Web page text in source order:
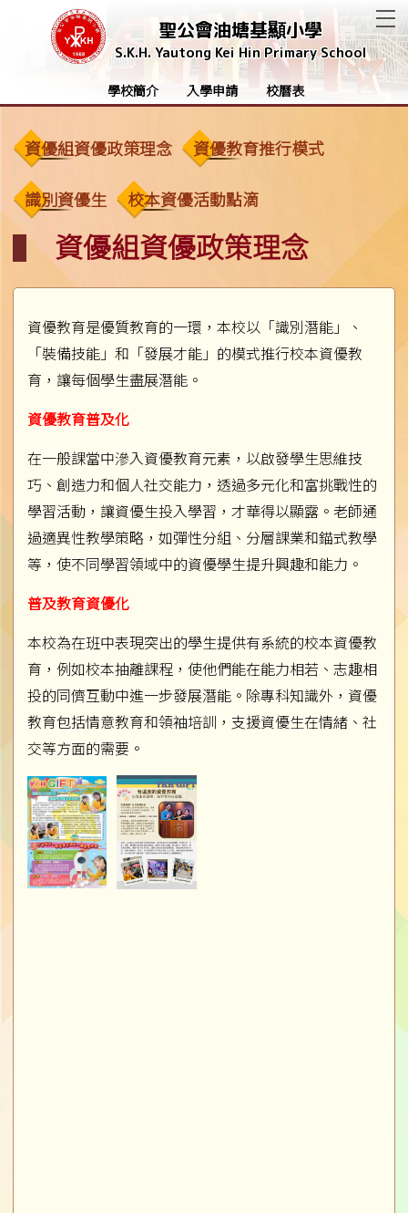
聖公會油塘基顯小學
S.K.H. Yautong Kei Hin Primary School
學校簡介 入學申請 校曆表
資優組資優政策理念 資優教育推行模式
識別資優生 校本資優活動點滴
資優組資優政策理念
資優教育是優質教育的一環，本校以「識別潛能」、
「裝備技能」和「發展才能」的模式推行校本資優教
育，讓每個學生盡展潛能。
資優教育普及化
在一般課當中滲入資優教育元素，以啟發學生思維技
巧、創造力和個人社交能力，透過多元化和富挑戰性的
學習活動，讓資優生投入學習，才華得以顯露。老師通
過適異性教學策略，如彈性分組、分層課業和錨式教學
等，使不同學習領域中的資優學生提升興趣和能力。
普及教育資優化
本校為在班中表現突出的學生提供有系統的校本資優教
育，例如校本抽離課程，使他們能在能力相若、志趣相
投的同儕互動中進一步發展潛能。除專科知識外，資優
教育包括情意教育和領袖培訓，支援資優生在情緒、社
交等方面的需要。